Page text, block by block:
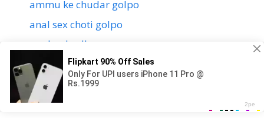
ammu ke chudar golpo
anal sex choti golpo
apake chudlam
apon ma chele chuda chudi
apu ke chodar golpo
apuke chodar golpo